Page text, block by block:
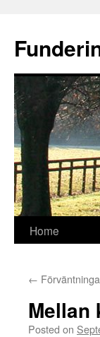
Skip
content
Home
←
Mellan
Posted on